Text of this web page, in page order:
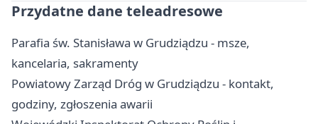
Przydatne dane teleadresowe
Parafia św. Stanisława w Grudziądzu - msze,
kancelaria, sakramenty
Powiatowy Zarząd Dróg w Grudziądzu - kontakt,
godziny, zgłoszenia awarii